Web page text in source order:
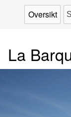
Oversikt
La